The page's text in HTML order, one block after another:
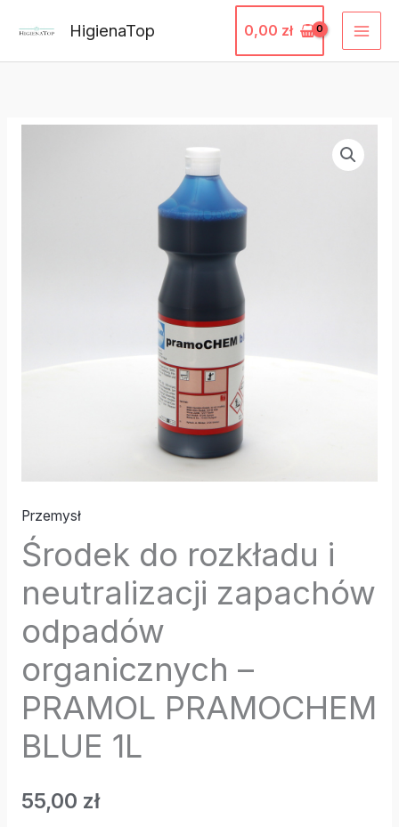
treści
HigienaTop 0,00 zł
Przemysł
Środek do rozkładu i
neutralizacji zapachów
odpadów
organicznych –
PRAMOL PRAMOCHEM
BLUE 1L
55,00 zł